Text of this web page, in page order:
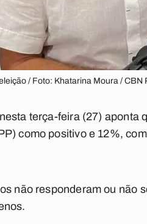
/ Foto: Khatarina Moura / CBN
terça-feira (27) aponta
como positivo e 12%,
não responderam ou não